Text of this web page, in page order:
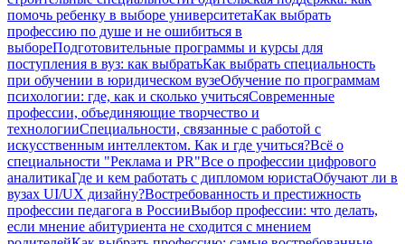
помочь ребенку в выборе университетаКак выбрать
профессию по душе и не ошибиться в
выбореПодготовительные программы и курсы для
поступления в вуз: как выбратьКак выбрать специальность
при обучении в юридическом вузеОбучение по программам
психологии: где, как и сколько учитьсяСовременные
профессии, объединяющие творчество и
технологииСпециальности, связанные с работой с
искусственным интеллектом. Как и где учиться?Всё о
специальности "Реклама и PR"Все о профессии цифрового
аналитикаГде и кем работать с дипломом юристаОбучают ли в
вузах UI/UX дизайну?Востребованность и престижность
профессии педагога в РоссииВыбор профессии: что делать,
если мнение абитуриента не сходится с мнением